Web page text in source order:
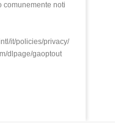
comunemente noti
it/policies/privacy/
dlpage/gaoptout